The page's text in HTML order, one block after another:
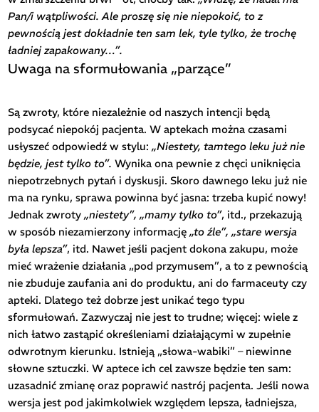
Pan/i wątpliwości. Ale proszę się nie niepokoić, to z
pewnością jest dokładnie ten sam lek, tyle tylko, że trochę
ładniej zapakowany…”.
Uwaga na sformułowania „parzące”
Są zwroty, które niezależnie od naszych intencji będą
podsycać niepokój pacjenta. W aptekach można czasami
usłyszeć odpowiedź w stylu:„Niestety, tamtego leku już nie
będzie, jest tylko to”. Wynika ona pewnie z chęci uniknięcia
niepotrzebnych pytań i dyskusji. Skoro dawnego leku już nie
ma na rynku, sprawa powinna być jasna: trzeba kupić nowy!
Jednak zwroty„niestety”, „mamy tylko to”, itd., przekazują
w sposób niezamierzony informację„to źle”, „stare wersja
była lepsza”, itd. Nawet jeśli pacjent dokona zakupu, może
mieć wrażenie działania „pod przymusem”, a to z pewnością
nie zbuduje zaufania ani do produktu, ani do farmaceuty czy
apteki. Dlatego też dobrze jest unikać tego typu
sformułowań. Zazwyczaj nie jest to trudne; więcej: wiele z
nich łatwo zastąpić określeniami działającymi w zupełnie
odwrotnym kierunku. Istnieją „słowa-wabiki” – niewinne
słowne sztuczki. W aptece ich cel zawsze będzie ten sam:
uzasadnić zmianę oraz poprawić nastrój pacjenta. Jeśli nowa
wersja jest pod jakimkolwiek względem lepsza, ładniejsza,